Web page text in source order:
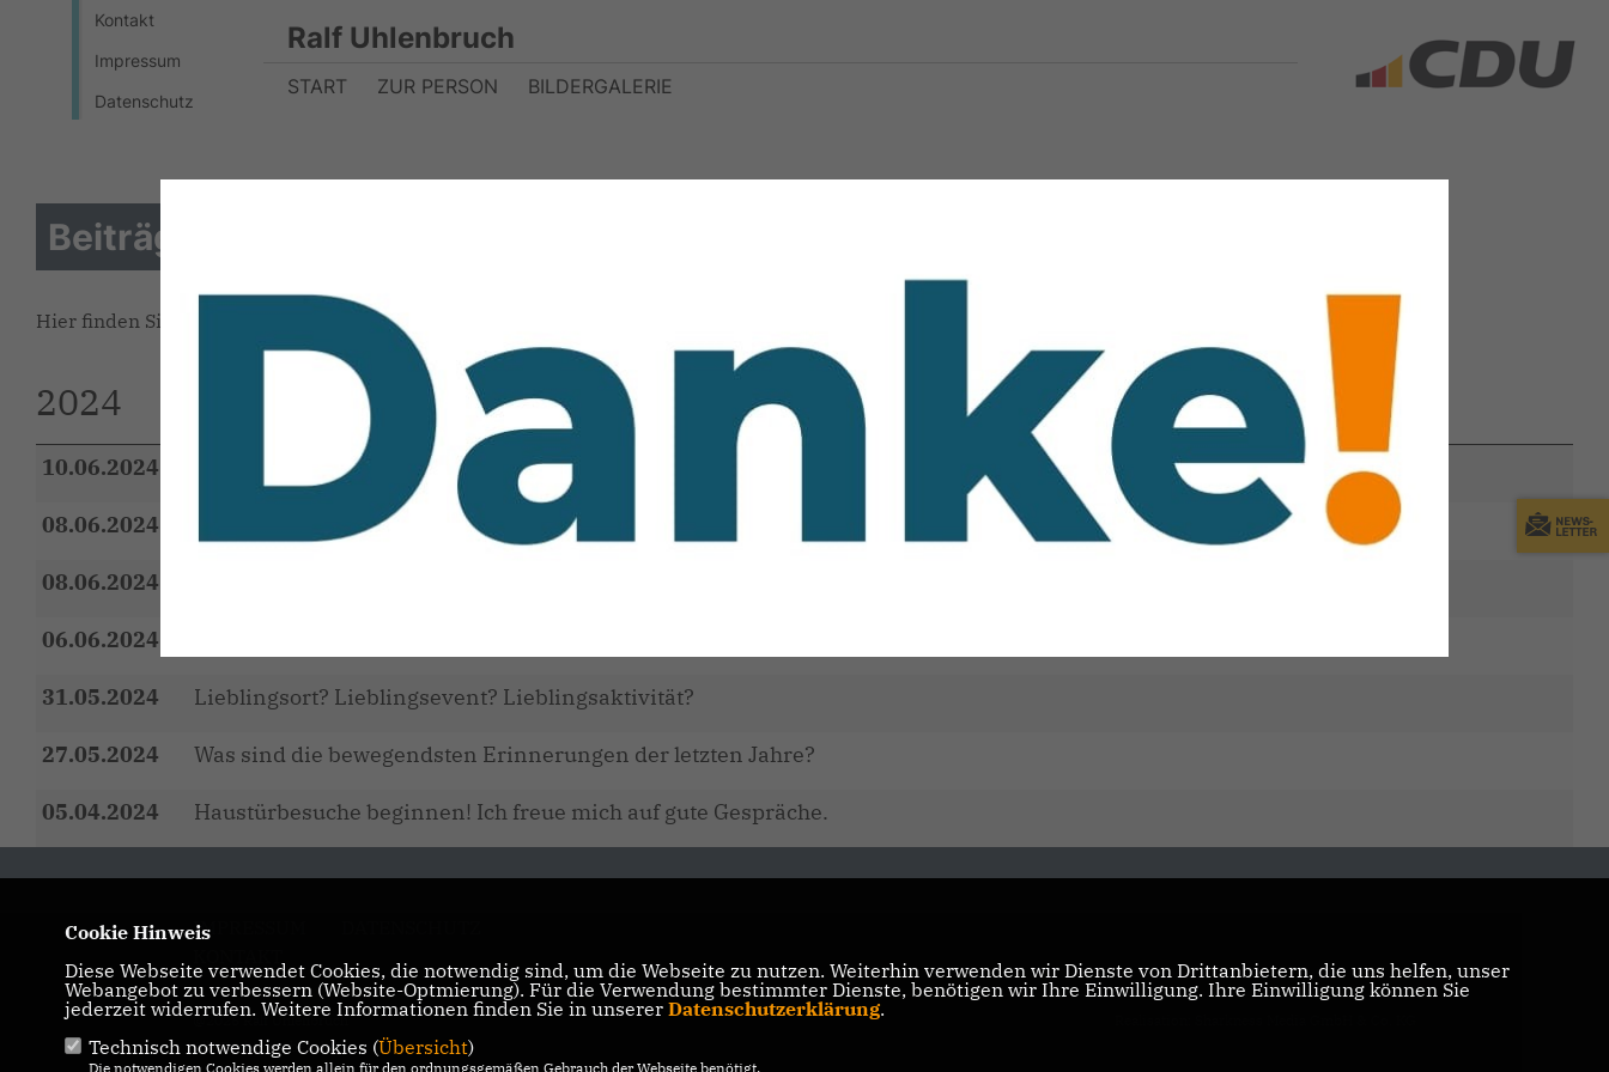
Kontakt
Impressum
Datenschutz
Ralf Uhlenbruch
START ZUR PERSON BILDERGALERIE
Beiträge
Hier finden Sie alle Beiträge nach Erscheinungsjahr.
2024
10.06.2024 Herzlichen Dank für das Vertrauen!
08.06.2024 Ralf Uhlenbruch in einem Wort!
08.06.2024
06.06.2024
31.05.2024 Lieblingsort? Lieblingsevent? Lieblingsaktivität?
27.05.2024 Was sind die bewegendsten Erinnerungen der letzten Jahre?
05.04.2024 Haustürbesuche beginnen! Ich freue mich auf gute Gespräche.
IMPRESSUM
@2026 Ralf Uhlenbruch
Alle Rechte vorbehalten.
Cookie Hinweis
Diese Webseite verwendet Cookies, die notwendig sind, um die Webseite zu nutzen. Weiterhin verwenden wir Dienste von Drittanbietern, die uns helfen, unser
Webangebot zu verbessern (Website-Optmierung). Für die Verwendung bestimmter Dienste, benötigen wir Ihre Einwilligung. Ihre Einwilligung können Sie
jederzeit widerrufen. Weitere Informationen finden Sie in unserer Datenschutzerklärung.
Technisch notwendige Cookies (Übersicht)
Die notwendigen Cookies werden allein für den ordnungsgemäßen Gebrauch der Webseite benötigt.